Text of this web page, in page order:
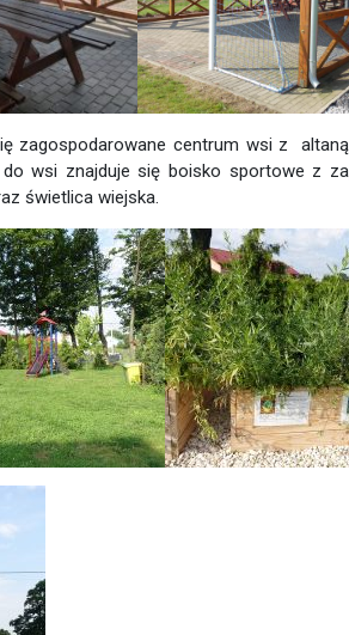
zagospodarowane centrum wsi z
do wsi znajduje się boisko sportowe z
świetlica wiejska.